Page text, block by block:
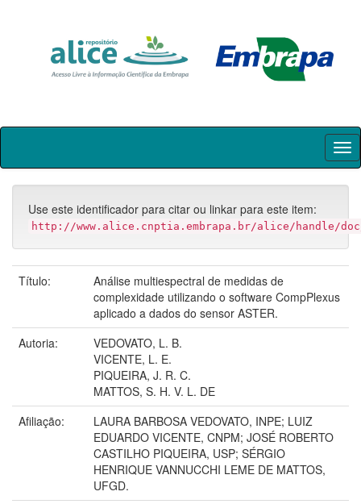
Skip
Use este identificador para citar ou linkar para este item:
http://www.alice.cnptia.embrapa.br/alice/handle/doc/
Título:
Análise multiespectral de medidas de
complexidade utilizando o software CompPlexus
aplicado a dados do sensor ASTER.
Autoria:
VEDOVATO, L. B.
VICENTE, L. E.
PIQUEIRA, J. R. C.
MATTOS, S. H. V. L. DE
Afiliação:
LAURA BARBOSA VEDOVATO, INPE; LUIZ
EDUARDO VICENTE, CNPM; JOSÉ ROBERTO
CASTILHO PIQUEIRA, USP; SÉRGIO
HENRIQUE VANNUCCHI LEME DE MATTOS,
UFGD.